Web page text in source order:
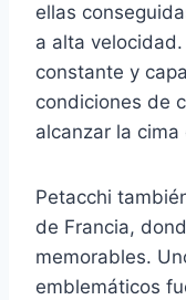
ellas
a alta
constante y
condiciones de
alcanzar la
Petacchi
de Francia,
memorables.
emblemáticos